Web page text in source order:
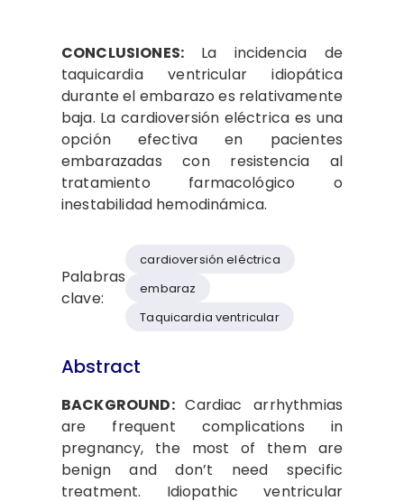
CONCLUSIONES: La incidencia de
taquicardia ventricular idiopática
durante el embarazo es relativamente
baja. La cardioversión eléctrica es una
opción efectiva en pacientes
embarazadas con resistencia al
tratamiento farmacológico o
inestabilidad hemodinámica.
Palabras
clave:
cardioversión eléctrica
embaraz
Taquicardia ventricular
Abstract
BACKGROUND:Cardiac arrhythmias
are frequent complications in
pregnancy, the most of them are
benign and don’t need specific
treatment. Idiopathic ventricular